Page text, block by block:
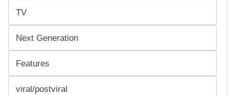
TV
Next Generation
Features
viral/postviral